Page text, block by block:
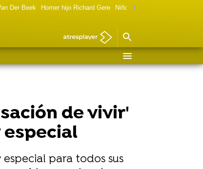
Der Beek Homer hijo Richard Gere Niño de Terminator ahora
de vivir'
especial
para todos sus